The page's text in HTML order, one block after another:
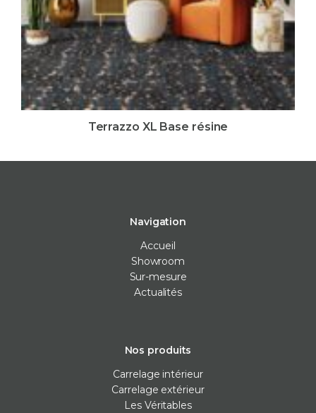
Terrazzo XL Base résine
Navigation
Accueil
Showroom
Sur-mesure
Actualités
Nos produits
Carrelage intérieur
Carrelage extérieur
Les Véritables